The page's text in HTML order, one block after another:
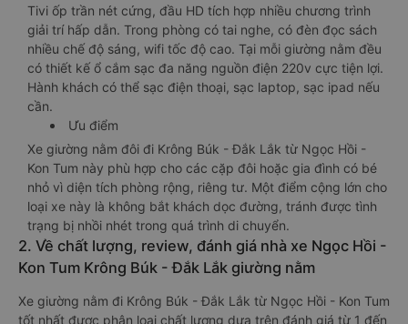
Tivi ốp trần nét cứng, đầu HD tích hợp nhiều chương trình
giải trí hấp dẫn. Trong phòng có tai nghe, có đèn đọc sách
nhiều chế độ sáng, wifi tốc độ cao. Tại mỗi giường nằm đều
có thiết kế ổ cắm sạc đa năng nguồn điện 220v cực tiện lợi.
Hành khách có thể sạc điện thoại, sạc laptop, sạc ipad nếu
cần.
Ưu điểm
Xe giường nằm đôi đi Krông Búk - Đắk Lắk từ Ngọc Hồi -
Kon Tum này phù hợp cho các cặp đôi hoặc gia đình có bé
nhỏ vì diện tích phòng rộng, riêng tư. Một điểm cộng lớn cho
loại xe này là không bắt khách dọc đường, tránh được tình
trạng bị nhồi nhét trong quá trình di chuyển.
2. Về chất lượng, review, đánh giá nhà xe Ngọc Hồi -
Kon Tum Krông Búk - Đắk Lắk giường nằm
Xe giường nằm đi Krông Búk - Đắk Lắk từ Ngọc Hồi - Kon Tum
tốt nhất được phân loại chất lượng dựa trên đánh giá từ 1 đến